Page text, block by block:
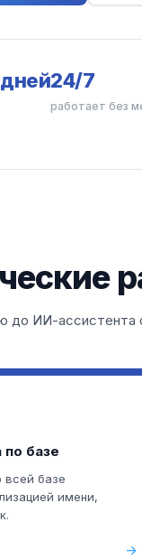
дней24/7
работает без
до ИИ-ассистента
базе
всей базе
имени,